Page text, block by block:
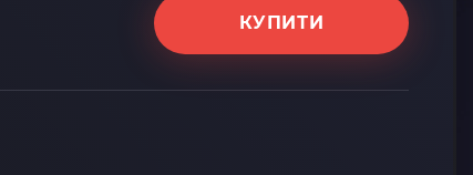
КУПИТИ